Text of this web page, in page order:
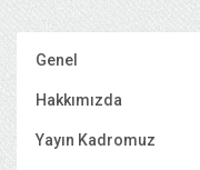
Genel
Hakkımızda
Yayın Kadromuz